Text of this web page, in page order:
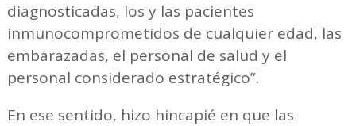
diagnosticadas, los y las pacientes
inmunocomprometidos de cualquier edad, las
embarazadas, el personal de salud y el
personal considerado estratégico”.
En ese sentido, hizo hincapié en que las